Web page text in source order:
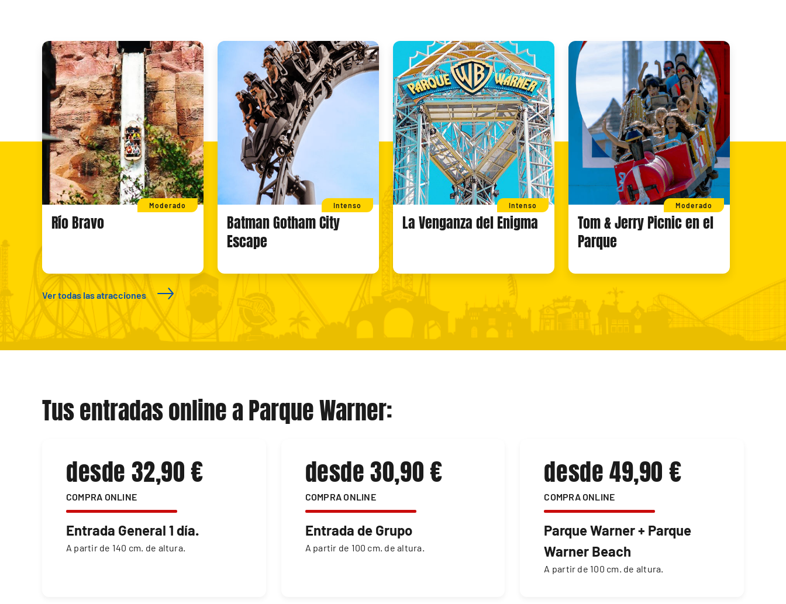
Moderado
Río Bravo
Intenso
Batman Gotham City
Escape
Intenso
La Venganza del Enigma
Moderado
Tom & Jerry Picnic en el
Parque
Ver todas las atracciones
Tus entradas online a Parque Warner:
desde 32,90 €
COMPRA ONLINE
Entrada General 1 día.
A partir de 140 cm. de altura.
desde 30,90 €
COMPRA ONLINE
Entrada de Grupo
A partir de 100 cm. de altura.
desde 49,90 €
COMPRA ONLINE
Parque Warner + Parque
Warner Beach
A partir de 100 cm. de altura.